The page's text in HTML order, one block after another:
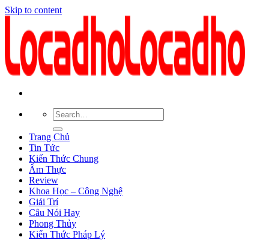
Skip to content
Trang Chủ
Tin Tức
Kiến Thức Chung
Ẩm Thực
Review
Khoa Học – Công Nghệ
Giải Trí
Câu Nói Hay
Phong Thủy
Kiến Thức Pháp Lý